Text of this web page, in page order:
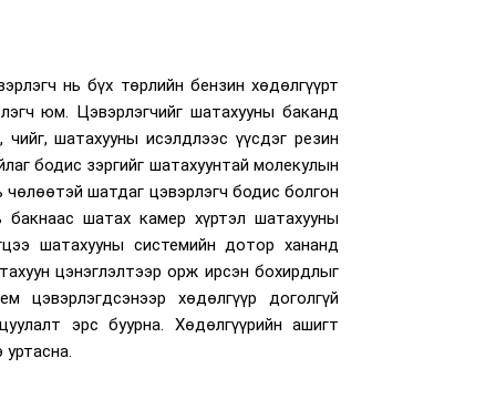
нь бүх төрлийн бензин хөдөлгүүрт
юм. Цэвэрлэгчийг шатахууны баканд
шатахууны исэлдлээс үүсдэг резин
бодис зэргийг шатахуунтай молекулын
шатдаг цэвэрлэгч бодис болгон
бакнаас шатах камер хүртэл шатахууны
шатахууны системийн дотор хананд
цэнэглэлтээр орж ирсэн бохирдлыг
цэвэрлэгдсэнээр хөдөлгүүр доголгүй
эрс буурна. Хөдөлгүүрийн ашигт